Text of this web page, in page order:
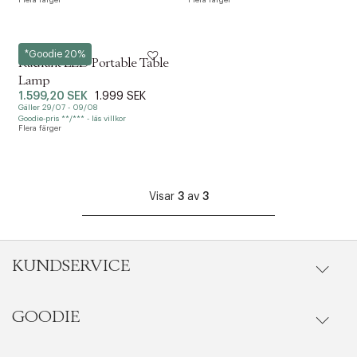
*Goodie 20%
Eva Solo
Radiant LED Portable Table
Lamp
1.599,20 SEK 1.999 SEK
Gäller 29/07 - 09/08
Goodie-pris **/*** - läs villkor
Flera färger
Visar 3av 3
KUNDSERVICE
Onlineköp
GOODIE